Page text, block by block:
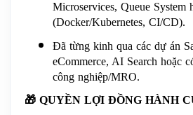
Microservices, Queue System
(Docker/Kubernetes, CI/CD).
Đã từng kinh qua các dự án
eCommerce, AI Search hoặc
công nghiệp/MRO.
🎁 QUYỀN LỢI ĐỒNG HÀNH